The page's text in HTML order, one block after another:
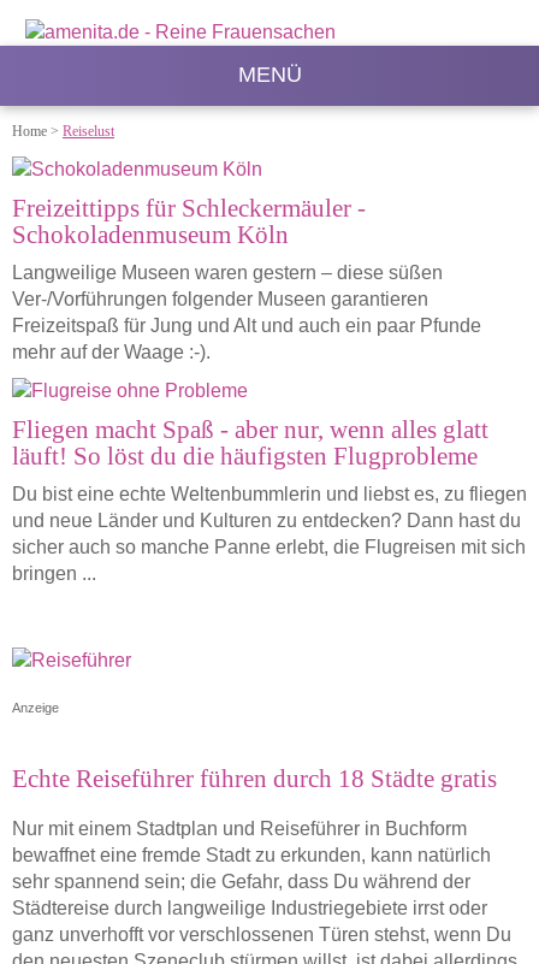
MENÜ
Home > Reiselust
Freizeittipps für Schleckermäuler -
Schokoladenmuseum Köln
Langweilige Museen waren gestern – diese süßen
Ver-/Vorführungen folgender Museen garantieren
Freizeitspaß für Jung und Alt und auch ein paar Pfunde
mehr auf der Waage :-).
Fliegen macht Spaß - aber nur, wenn alles glatt
läuft! So löst du die häufigsten Flugprobleme
Du bist eine echte Weltenbummlerin und liebst es, zu fliegen
und neue Länder und Kulturen zu entdecken? Dann hast du
sicher auch so manche Panne erlebt, die Flugreisen mit sich
bringen ...
Anzeige
Echte Reiseführer führen durch 18 Städte gratis
Nur mit einem Stadtplan und Reiseführer in Buchform
bewaffnet eine fremde Stadt zu erkunden, kann natürlich
sehr spannend sein; die Gefahr, dass Du während der
Städtereise durch langweilige Industriegebiete irrst oder
ganz unverhofft vor verschlossenen Türen stehst, wenn Du